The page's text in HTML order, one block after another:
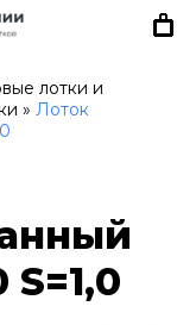
лотки и
» Лоток